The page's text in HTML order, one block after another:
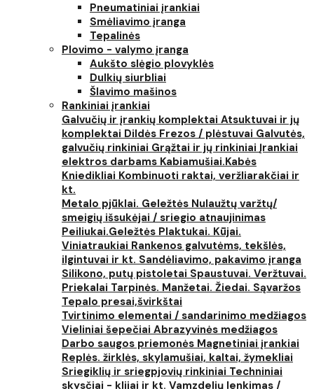
Pneumatiniai įrankiai
Smėliavimo įranga
Tepalinės
Plovimo - valymo įranga
Aukšto slėgio plovyklės
Dulkių siurbliai
Šlavimo mašinos
Rankiniai įrankiai
Galvučių ir įrankių komplektai Atsuktuvai ir jų
komplektai Dildės Frezos / plėstuvai Galvutės,
galvučių rinkiniai Grąžtai ir jų rinkiniai Įrankiai
elektros darbams Kabiamušiai.Kabės
Kniedikliai Kombinuoti raktai, veržliarakčiai ir
kt.
Metalo pjūklai. Geležtės Nulaužtų varžtų/
smeigių išsukėjai / sriegio atnaujinimas
Peiliukai.Geležtės Plaktukai. Kūjai.
Viniatraukiai Rankenos galvutėms, tekšlės,
ilgintuvai ir kt. Sandėliavimo, pakavimo įranga
Silikono, putų pistoletai Spaustuvai. Veržtuvai.
Priekalai Tarpinės. Manžetai. Žiedai. Sąvaržos
Tepalo presai,švirkštai
Tvirtinimo elementai / sandarinimo medžiagos
Vieliniai šepečiai Abrazyvinės medžiagos
Darbo saugos priemonės Magnetiniai įrankiai
Replės. žirklės, skylamušiai, kaltai, žymekliai
Sriegiklių ir sriegpjovių rinkiniai Techniniai
skysčiai - klijai ir kt. Vamzdelių lenkimas /